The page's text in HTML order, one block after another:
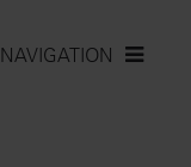
NAVIGATION